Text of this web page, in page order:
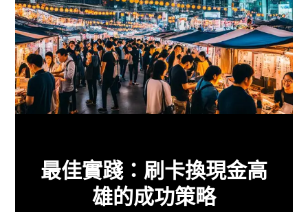
最佳實踐：刷卡換現金高
雄的成功策略